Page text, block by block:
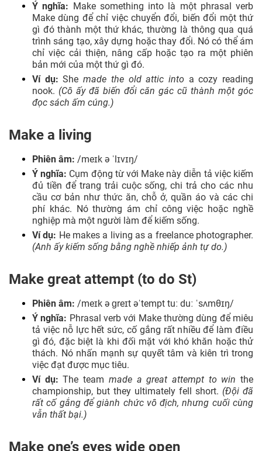
Ý nghĩa: Make something into là một phrasal verb
Make dùng để chỉ việc chuyển đổi, biến đổi một thứ
gì đó thành một thứ khác, thường là thông qua quá
trình sáng tạo, xây dựng hoặc thay đổi. Nó có thể ám
chỉ việc cải thiện, nâng cấp hoặc tạo ra một phiên
bản mới của một thứ gì đó.
Ví dụ:Shemade the old attic intoa cozy reading
nook. (Cô ấy đã biến đổi căn gác cũ thành một góc
đọc sách ấm cúng.)
Make a living
Phiên âm: /meɪk ə ˈlɪvɪŋ/
Ý nghĩa: Cụm động từ với Make này diễn tả việc kiếm
đủ tiền để trang trải cuộc sống, chi trả cho các nhu
cầu cơ bản như thức ăn, chỗ ở, quần áo và các chi
phí khác. Nó thường ám chỉ công việc hoặc nghề
nghiệp mà một người làm để kiếm sống.
Ví dụ: He makes a living as a freelance photographer.
(Anh ấy kiếm sống bằng nghề nhiếp ảnh tự do.)
Make great attempt (to do St)
Phiên âm: /meɪk ə ɡreɪt əˈtempt tuː duː ˈsʌmθɪŋ/
Ý nghĩa: Phrasal verb với Make thường dùng để miêu
tả việc nỗ lực hết sức, cố gắng rất nhiều để làm điều
gì đó, đặc biệt là khi đối mặt với khó khăn hoặc thử
thách. Nó nhấn mạnh sự quyết tâm và kiên trì trong
việc đạt được mục tiêu.
Ví dụ:The team made a great attempt to win the
championship, but they ultimately fell short. (Đội đã
rất cố gắng để giành chức vô địch, nhưng cuối cùng
vẫn thất bại.)
Make one’s eyes wide open